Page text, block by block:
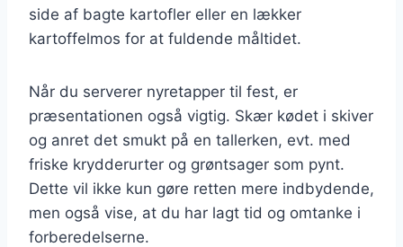
side af bagte kartofler eller en lækker
kartoffelmos for at fuldende måltidet.
Når du serverer nyretapper til fest, er
præsentationen også vigtig. Skær kødet i skiver
og anret det smukt på en tallerken, evt. med
friske krydderurter og grøntsager som pynt.
Dette vil ikke kun gøre retten mere indbydende,
men også vise, at du har lagt tid og omtanke i
forberedelserne.